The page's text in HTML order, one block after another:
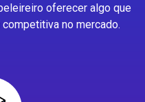
oferecer algo que
no mercado.